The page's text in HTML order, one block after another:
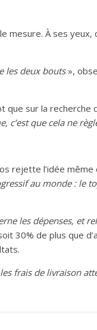
mesure. À ses
les deux bouts»,
que sur la recherche
c’est que cela ne
rejette l’idée
au monde : le
les dépenses, et
30% de plus que
frais de livraison